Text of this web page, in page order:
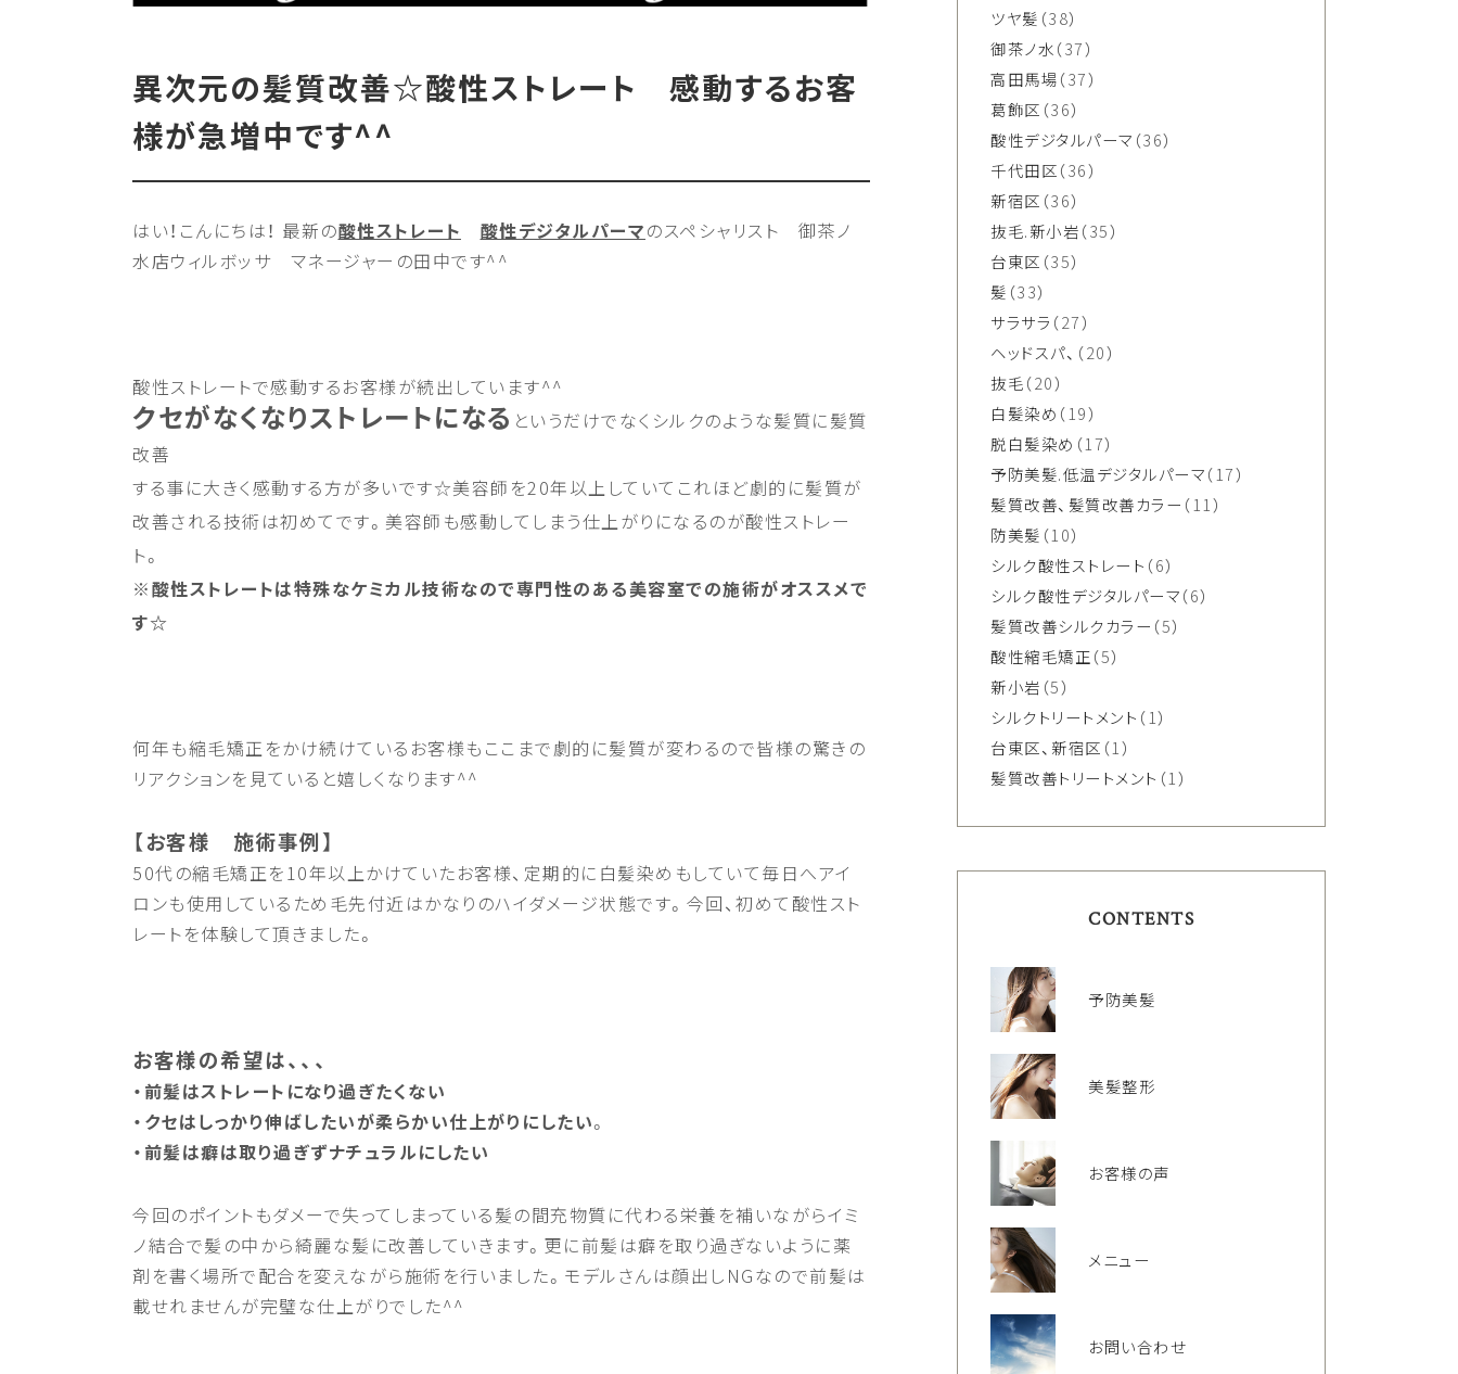
異次元の髪質改善☆酸性ストレート 感動するお客
様が急増中です^^
はい！こんにちは！ 最新の酸性ストレート 酸性デジタルパーマのスペシャリスト 御茶ノ
水店ウィルボッサ マネージャーの田中です^^
酸性ストレートで感動するお客様が続出しています^^
クセがなくなりストレートになる というだけでなくシルクのような髪質に髪質
改善
する事に大きく感動する方が多いです☆美容師を20年以上していてこれほど劇的に髪質が
改善される技術は初めてです。美容師も感動してしまう仕上がりになるのが酸性ストレー
ト。
※酸性ストレートは特殊なケミカル技術なので専門性のある美容室での施術がオススメで
す☆
何年も縮毛矯正をかけ続けているお客様もここまで劇的に髪質が変わるので皆様の驚きの
リアクションを見ていると嬉しくなります^^
【お客様 施術事例】
50代の縮毛矯正を10年以上かけていたお客様、定期的に白髪染めもしていて毎日へアイ
ロンも使用しているため毛先付近はかなりのハイダメージ状態です。今回、初めて酸性スト
レートを体験して頂きました。
お客様の希望は、、、
・前髪はストレートになり過ぎたくない
・クセはしっかり伸ばしたいが柔らかい仕上がりにしたい。
・前髪は癖は取り過ぎずナチュラルにしたい
今回のポイントもダメーで失ってしまっている髪の間充物質に代わる栄養を補いながらイミ
ノ結合で髪の中から綺麗な髪に改善していきます。更に前髪は癖を取り過ぎないように薬
剤を書く場所で配合を変えながら施術を行いました。モデルさんは顔出しNGなので前髪は
載せれませんが完璧な仕上がりでした^^
ツヤ髪 （38）
御茶ノ水（37）
高田馬場（37）
葛飾区 （36）
酸性デジタルパーマ （36）
千代田区（36）
新宿区 （36）
抜毛.新小岩（35）
台東区 （35）
髪 （33）
サラサラ （27）
ヘッドスパ、 （20）
抜毛（20）
白髪染め （19）
脱白髪染め （17）
予防美髪.低温デジタルパーマ（17）
髪質改善、髪質改善カラー （11）
防美髪 （10）
シルク酸性ストレート （6）
シルク酸性デジタルパーマ（6）
髪質改善シルクカラー （5）
酸性縮毛矯正（5）
新小岩 （5）
シルクトリートメント （1）
台東区、新宿区 （1）
髪質改善トリートメント （1）
CONTENTS
予防美髪
美髪整形
お客様の声
メニュー
お問い合わせ